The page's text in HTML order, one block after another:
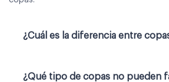
¿Cuál es la diferencia entre
¿Qué tipo de copas no pueden